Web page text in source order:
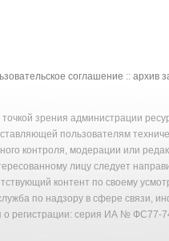
соглашение :: архив
зрения администрации
пользователям
контроля, модерации или
лицу следует
контент по своему
по надзору в сфере связи,
регистрации: серия ИА № ФС77-